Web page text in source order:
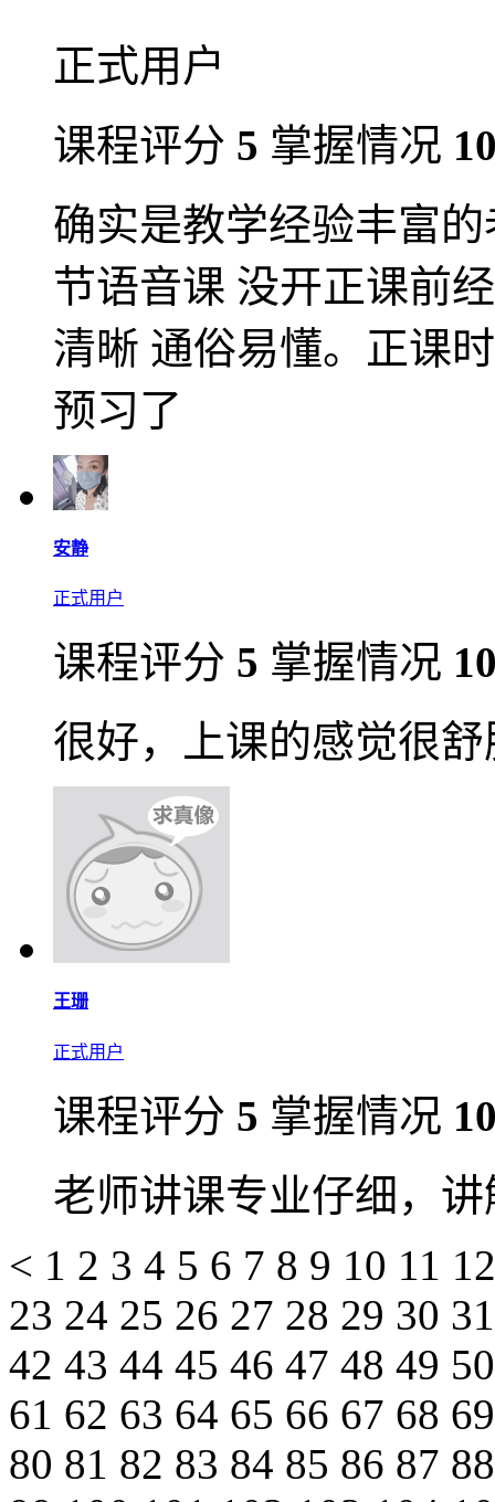
正式用户
课程评分 5 掌握情况
确实是教学经验丰富
节语音课 没开正课前
清晰 通俗易懂。正课
预习了
安静
正式用户
课程评分 5 掌握情况
很好，上课的感觉很
王珊
正式用户
课程评分 5 掌握情况
老师讲课专业仔细，
< 1 2 3 4 5 6 7 8 9 10 11
23 24 25 26 27 28 29 30
42 43 44 45 46 47 48 49
61 62 63 64 65 66 67 68
80 81 82 83 84 85 86 87